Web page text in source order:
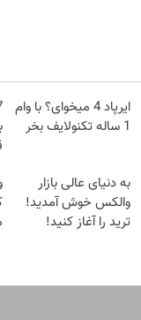
ایرپاد 4 میخوای؟ با وام
1 ساله تکنولایف بخر
به دنیای عالی بازار
والکس خوش آمدید!
ترید را آغاز کنید!